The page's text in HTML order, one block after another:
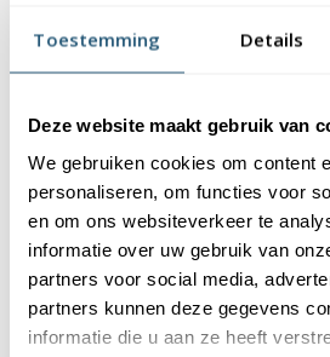
Toestemming Details
Deze website maakt gebruik van
We gebruiken cookies om content
personaliseren, om functies voor
en om ons websiteverkeer te
informatie over uw gebruik van
partners voor social media,
partners kunnen deze gegevens
informatie die u aan ze heeft
afwerking, is uw-werend en kan
40 graden. De vlag heeft een
de locatie en weersomstandigheden.
Voordelen van de
bij Vlaggen Unie
De Tsjechische vlag wordt standaard
geleverd, wat zorgt voor een snelle
vlaggen voorzien van een